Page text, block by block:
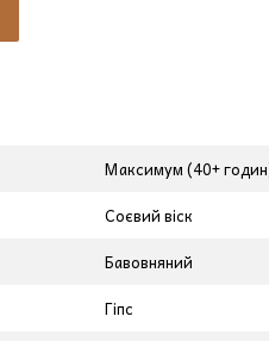
Максимум (40+
Соєвий віск
Бавовняний
Гіпс